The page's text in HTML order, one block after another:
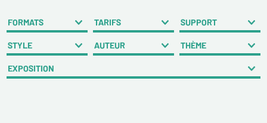
FORMATS TARIFS SUPPORT
STYLE AUTEUR THÈME
EXPOSITION